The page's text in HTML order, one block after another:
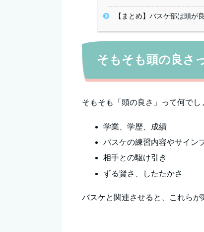
【まとめ】バスケ部は頭
そもそも頭の良さ
そもそも「頭の良さ」って何でし
学業、学歴、成績
バスケの練習内容やサイン
相手との駆け引き
ずる賢さ、したたかさ
バスケと関連させると、これらが